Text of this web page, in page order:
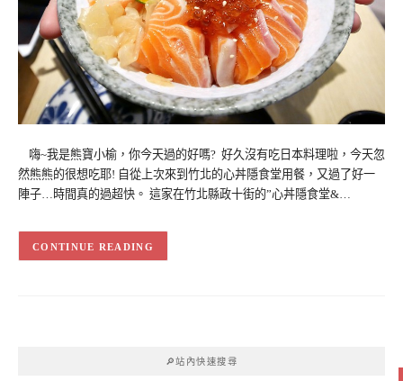
嗨~我是熊寶小榆，你今天過的好嗎? 好久沒有吃日本料理啦，今天忽
然熊熊的很想吃耶! 自從上次來到竹北的心丼隱食堂用餐，又過了好一
陣子…時間真的過超快。 這家在竹北縣政十街的”心丼隱食堂&…
CONTINUE READING
🔎站內快速搜尋